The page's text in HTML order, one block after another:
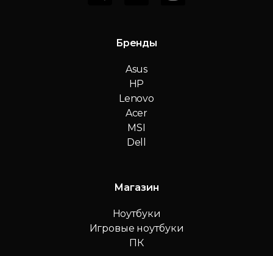
Бренды
Asus
HP
Lenovo
Acer
MSI
Dell
Магазин
Ноутбуки
Игровые ноутбуки
ПК